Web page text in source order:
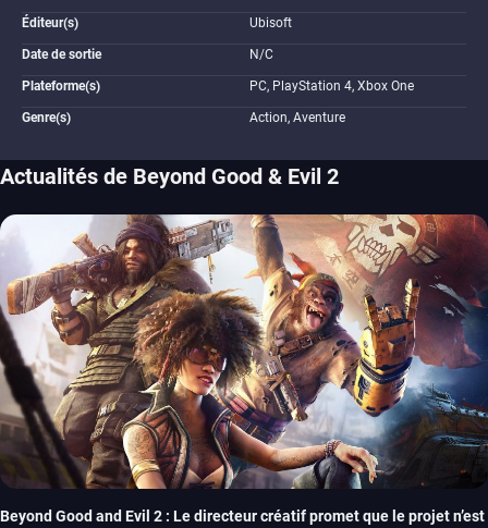
Éditeur(s) Ubisoft
Date de sortie N/C
Plateforme(s) PC, PlayStation 4, Xbox One
Genre(s) Action, Aventure
Actualités de Beyond Good & Evil 2
Beyond Good and Evil 2 : Le directeur créatif promet que le projet n’est